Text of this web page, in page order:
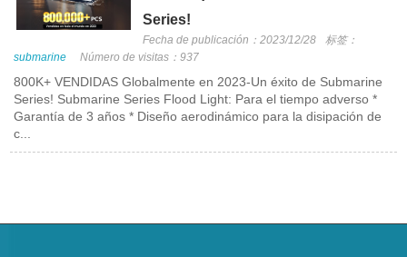
Series!
Fecha de publicación：2023/12/28
标签：
submarine
Número de visitas：937
800K+ VENDIDAS Globalmente en 2023-Un éxito de Submarine
Series! Submarine Series Flood Light: Para el tiempo adverso *
Garantía de 3 años * Diseño aerodinámico para la disipación de
c...